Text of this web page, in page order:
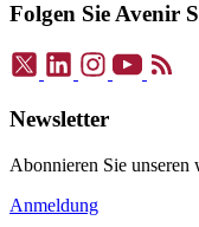
Folgen Sie Avenir
Newsletter
Abonnieren Sie
Anmeldung